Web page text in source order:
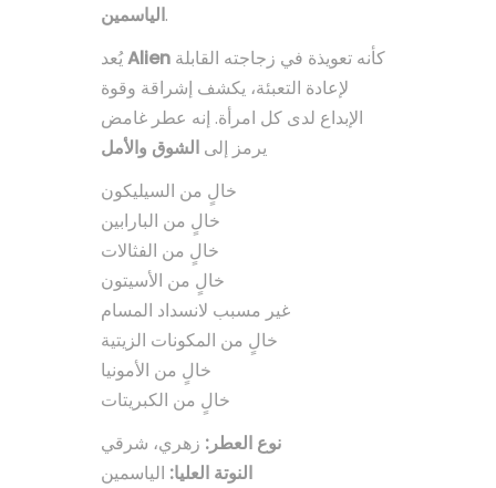
الياسمين.
يُعدAlien
لإعادة التعبئة، يكشف إشراقة وقوة
الإبداع لدى كل امرأة. إنه عطر غامض
يرمز إلى الشوق والأمل
خالٍ من السيليكون
خالٍ من البارابين
خالٍ من الفثالات
خالٍ من الأسيتون
غير مسبب لانسداد المسام
خالٍ من المكونات الزيتية
خالٍ من الأمونيا
خالٍ من الكبريتات
نوع العطر: زهري، شرقي
النوتة العليا: الياسمين